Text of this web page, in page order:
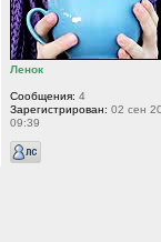
Ленок
Сообщения: 4
Зарегистрирован: 02 сен
09:39